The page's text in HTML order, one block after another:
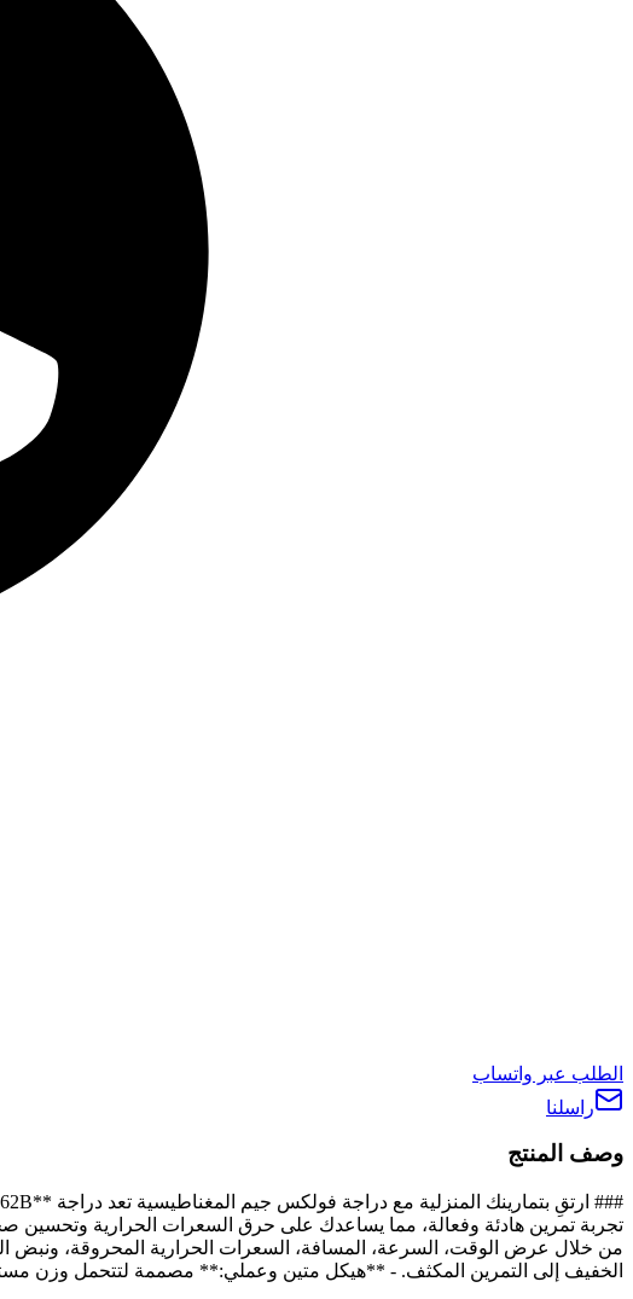
الطلب عبر واتساب
راسلنا
وصف المنتج
تجربة تمرين هادئة وفعالة، مما يساعدك على حرق السعرات الحرارية وتحسين
الخفيف إلى التمرين المكثف. - **هيكل متين وعملي:** مصممة لتتحمل وزن مستخدم يصل إلى 120 كجم مع ثبات